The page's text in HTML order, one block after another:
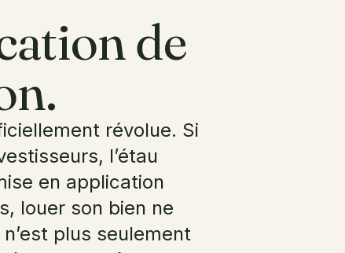
de
révolue. Si
l’étau
en application
louer son bien ne
plus seulement